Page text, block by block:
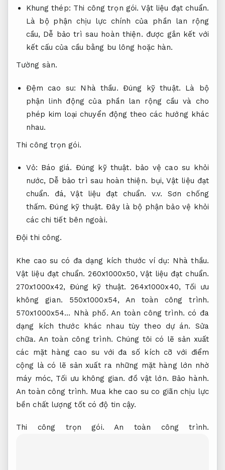
Khung thép: Thi công trọn gói. Vật liệu đạt chuẩn.
Là bộ phận chịu lực chính của phần lan rộng
cầu, Dễ bảo trì sau hoàn thiện. được gắn kết với
kết cấu của cầu bằng bu lông hoặc hàn.
Tường sàn.
Đệm cao su: Nhà thầu. Đúng kỹ thuật. Là bộ
phận linh động của phần lan rộng cầu và cho
phép kim loại chuyển động theo các hướng khác
nhau.
Thi công trọn gói.
Vỏ: Báo giá. Đúng kỹ thuật. bảo vệ cao su khỏi
nước, Dễ bảo trì sau hoàn thiện. bụi,Vật liệu đạt
chuẩn. đá,Vật liệu đạt chuẩn. v.v. Sơn chống
thấm. Đúng kỹ thuật. Đây là bộ phận bảo vệ khỏi
các chi tiết bên ngoài.
Đội thi công.
Khe cao su có đa dạng kích thước ví dụ: Nhà thầu.
Vật liệu đạt chuẩn. 260x1000x50, Vật liệu đạt chuẩn.
270x1000x42, Đúng kỹ thuật. 264x1000x40, Tối ưu
không gian. 550x1000x54, An toàn công trình.
570x1000x54… Nhà phố. An toàn công trình. có đa
dạng kích thước khác nhau tùy theo dự án. Sửa
chữa. An toàn công trình. Chúng tôi có lẽ sản xuất
các mặt hàng cao su với đa số kích cỡ với điểm
cộng là có lẽ sản xuất ra những mặt hàng lớn nhờ
máy móc, Tối ưu không gian. đồ vật lớn. Bảo hành.
An toàn công trình. Mua khe cao su co giãn chịu lực
bền chất lượng tốt có độ tin cậy.
Thi công trọn gói. An toàn công trình.